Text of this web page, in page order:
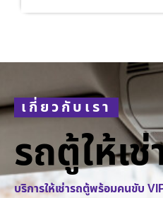
เกี่ยวกับเรา
รถตู้ให้เช่
บริการให้เช่ารถตู้พร้อมคนขับ